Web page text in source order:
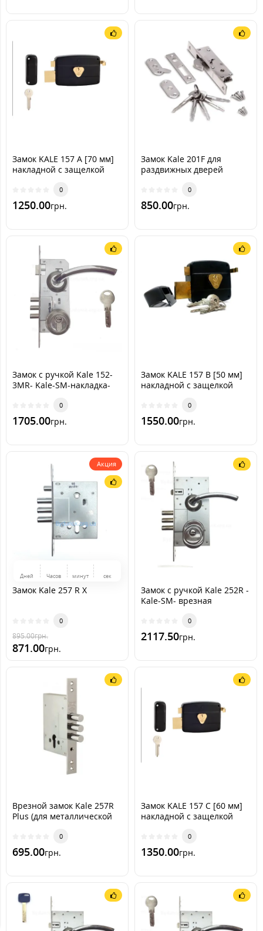
Замок KALE 157 A [70 мм]
накладной с защелкой
0
1250.00грн.
Замок Kale 201F для
раздвижных дверей
0
850.00грн.
Замок с ручкой Kale 152-
3MR- Kale-SM-накладка-
0
1705.00грн.
Замок KALE 157 В [50 мм]
накладной с защелкой
0
1550.00грн.
Акция
Дней Часов минут сек
Замок Kale 257 R X
0
895.00грн.
871.00грн.
Замок с ручкой Kale 252R -
Kale-SM- врезная
0
2117.50грн.
Врезной замок Kale 257R
Plus (для металлической
0
695.00грн.
Замок KALE 157 C [60 мм]
накладной с защелкой
0
1350.00грн.